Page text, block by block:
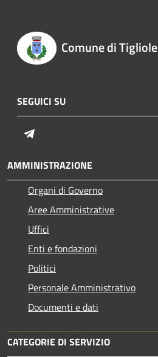
Comune di Tigliole
SEGUICI SU
AMMINISTRAZIONE
Organi di Governo
Aree Amministrative
Uffici
Enti e fondazioni
Politici
Personale Amministrativo
Documenti e dati
CATEGORIE DI SERVIZIO